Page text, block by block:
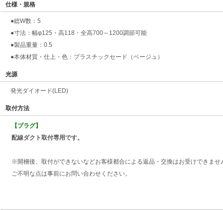
仕様・規格
●総W数：5
●寸法：幅φ125・高118・全高700～1200調節可能
●製品重量：0.5
●本体材質・仕上・色：プラスチックセード（ベージュ）
光源
発光ダイオード(LED)
取付方法
【プラグ】
配線ダクト取付専用です。
※開梱後、取付ができないなどお客様都合による返品・交換はお受けできませ
ご不明な点は事前にお問い合わせください。